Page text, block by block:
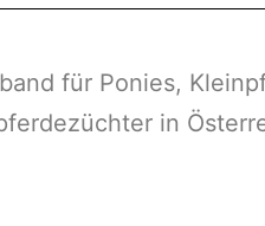
für Ponies,
in